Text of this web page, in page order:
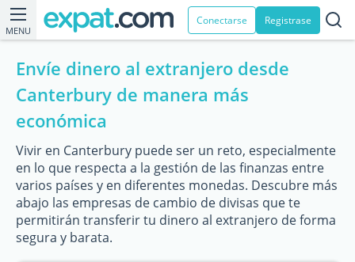
MENU
Conectarse Registrase
Envíe dinero al extranjero desde
Canterbury de manera más
económica
Vivir en Canterbury puede ser un reto, especialmente
en lo que respecta a la gestión de las finanzas entre
varios países y en diferentes monedas. Descubre más
abajo las empresas de cambio de divisas que te
permitirán transferir tu dinero al extranjero de forma
segura y barata.